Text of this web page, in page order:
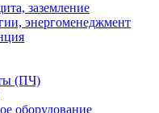
заземление
энергоменеджмент
(ПЧ)
оборудование